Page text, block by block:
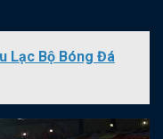
Lạc Bộ Bóng Đá